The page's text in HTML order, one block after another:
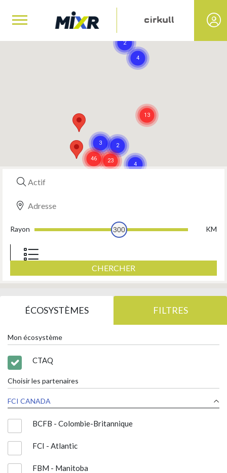
Rayon 300 KM
CHERCHER
ÉCOSYSTÈMES FILTRES
Mon écosystème
CTAQ
Choisir les partenaires
FCI CANADA
BCFB - Colombie-Britannique
FCI - Atlantic
FBM - Manitoba